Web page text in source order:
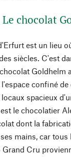
chocolat
est un lieu
siècles. C'est
Goldhelm
confiné
spacieux
le chocolatier
dont la
mains, car
Grand Cru